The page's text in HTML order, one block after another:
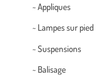
~ Appliques
~ Lampes sur pied
~ Suspensions
~ Balisage